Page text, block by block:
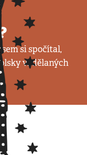
si spočítal,
vzdělaných